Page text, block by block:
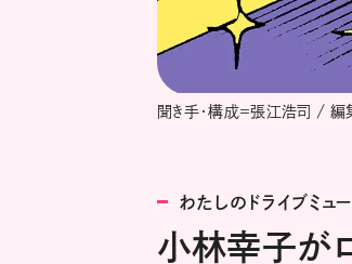
聞き手・構成＝張江浩司 / 編
わたしのドライブミュ
小林幸子が